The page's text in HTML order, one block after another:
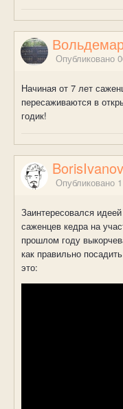
Опубликовано
Начиная от 7 лет
пересаживаются в
годик!
BorisIvanov
Опубликовано
Заинтересовался
саженцев кедра на
прошлом году
как правильно
это: